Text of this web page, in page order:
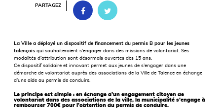
PARTAGEZ
La Ville a déployé un dispositif de financement du permis B pour les jeunes
talençaisqui souhaiteraient s’engager dans des missions de volontariat. Ses
modalités d’attribution sont désormais ouvertes dès 15 ans.
Ce dispositif solidaire et innovant permet aux jeunes de s’engager dans une
démarche de volontariat auprès des associations de la Ville de Talence en échange
d’une aide au permis de conduire.
Le principe est simple : en échange d’un engagement citoyen de
volontariat dans des associations de la ville, la municipalité s’engage à
rembourser 700€ pour l’obtention du permis de conduire.